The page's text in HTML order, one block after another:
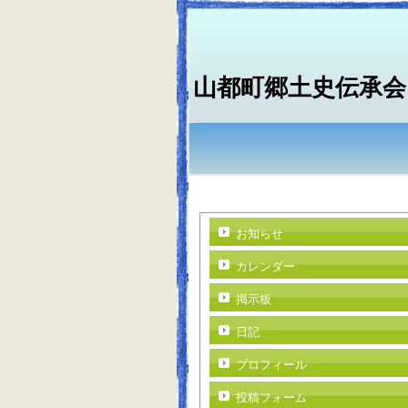
山都町郷土史伝承会
お知らせ
カレンダー
掲示板
日記
プロフィール
投稿フォーム